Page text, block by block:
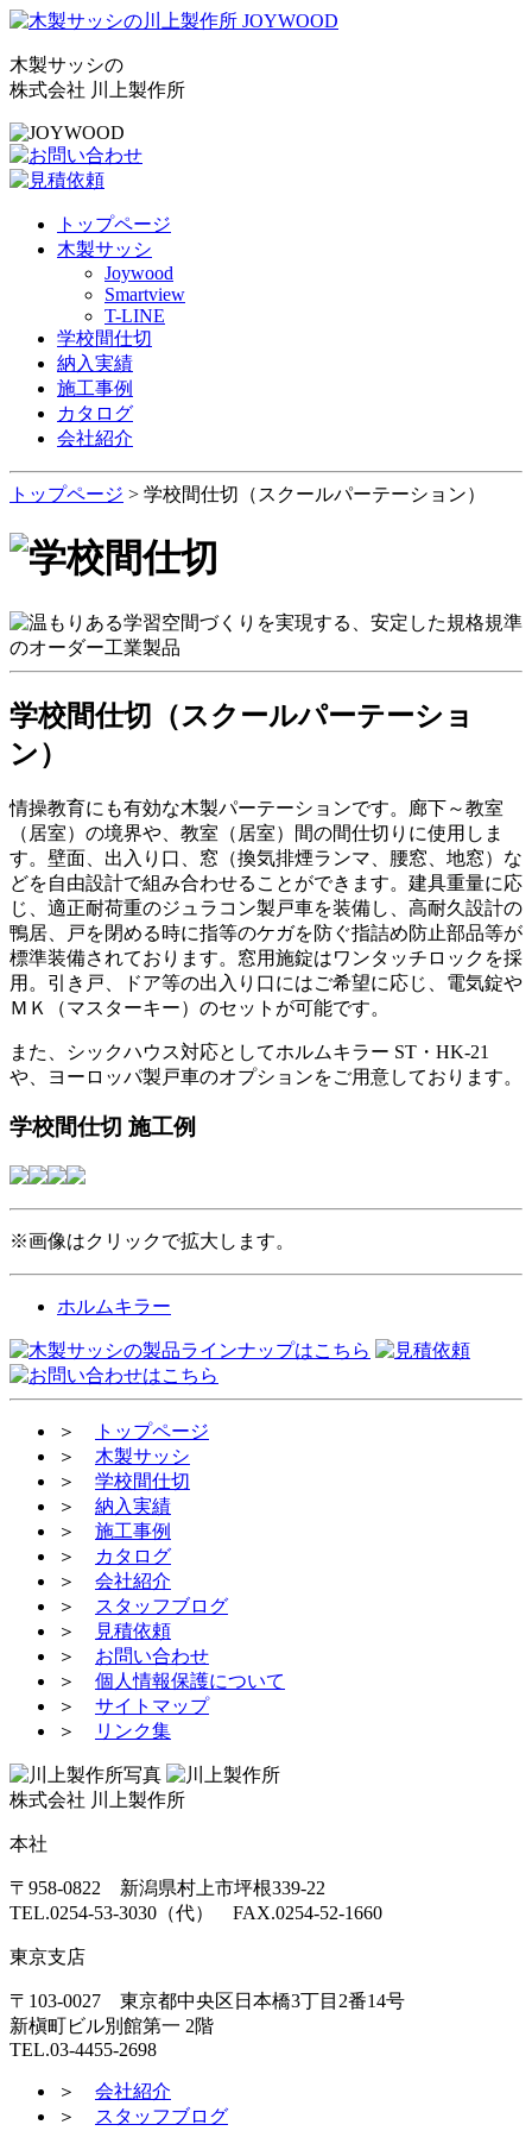
木製サッシの
株式会社 川上製作所
トップページ
木製サッシ
Joywood
Smartview
T-LINE
学校間仕切
納入実績
施工事例
カタログ
会社紹介
トップページ > 学校間仕切（スクールパーテーション）
学校間仕切（スクールパーテーショ
ン）
情操教育にも有効な木製パーテーションです。廊下～教室
（居室）の境界や、教室（居室）間の間仕切りに使用しま
す。壁面、出入り口、窓（換気排煙ランマ、腰窓、地窓）な
どを自由設計で組み合わせることができます。建具重量に応
じ、適正耐荷重のジュラコン製戸車を装備し、高耐久設計の
鴨居、戸を閉める時に指等のケガを防ぐ指詰め防止部品等が
標準装備されております。窓用施錠はワンタッチロックを採
用。引き戸、ドア等の出入り口にはご希望に応じ、電気錠や
ＭＫ（マスターキー）のセットが可能です。
また、シックハウス対応としてホルムキラー ST・HK-21
や、ヨーロッパ製戸車のオプションをご用意しております。
学校間仕切 施工例
※画像はクリックで拡大します。
ホルムキラー
＞
トップページ
＞ 木製サッシ
＞ 学校間仕切
＞ 納入実績
＞ 施工事例
＞
カタログ
＞ 会社紹介
＞
スタッフブログ
＞
見積依頼
＞ お問い合わせ
＞ 個人情報保護について
＞ サイトマップ
＞
リンク集
株式会社 川上製作所
本社
〒958-0822 新潟県村上市坪根339-22
TEL.0254-53-3030（代） FAX.0254-52-1660
東京支店
〒103-0027 東京都中央区日本橋3丁目2番14号
新槇町ビル別館第一 2階
TEL.03-4455-2698
＞ 会社紹介
＞
スタッフブログ